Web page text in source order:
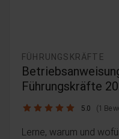
FÜHRUNGSKRÄFTE
Führungskräfte
5.0 / 5 5.0 (1
Lerne, warum und